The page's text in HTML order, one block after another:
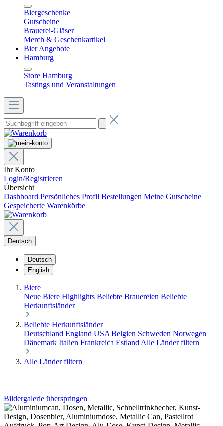
Biergeschenke
Gutscheine
Brauerei-Gläser
Merch & Geschenkartikel
Bier Angebote
Hamburg
Store Hamburg
Tastings und Veranstaltungen
Ihr Konto
Login/Registrieren
Übersicht
Dashboard Persönliches Profil Bestellungen Meine Gutscheine
Gespeicherte Warenkörbe
Deutsch
Deutsch
English
Biere
Neue Biere Highlights Beliebte Brauereien Beliebte
Herkunftsländer
Beliebte Herkunftsländer
Deutschland England USA Belgien Schweden Norwegen
Dänemark Italien Frankreich Estland Alle Länder filtern
Alle Länder filtern
Bildergalerie überspringen